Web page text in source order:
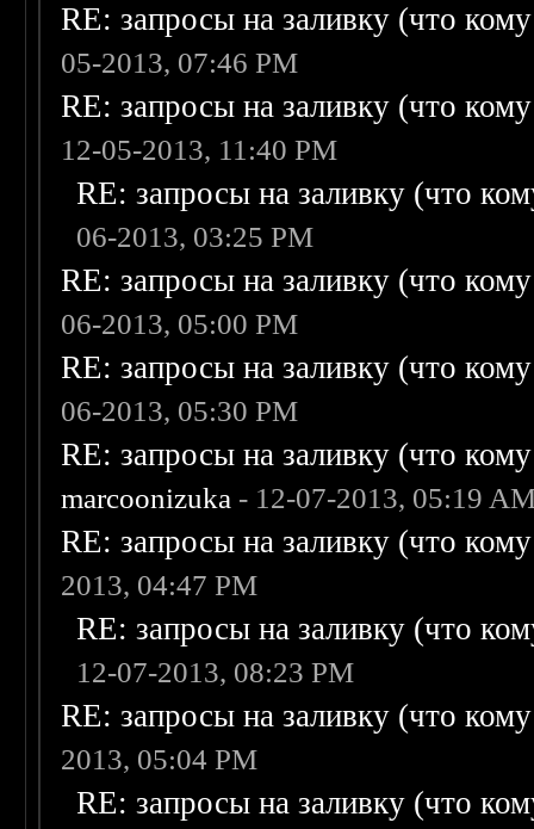
RE: запросы на заливку (что
05-2013, 07:46 PM
RE: запросы на заливку (что
12-05-2013, 11:40 PM
RE: запросы на заливку (что
06-2013, 03:25 PM
RE: запросы на заливку (что
06-2013, 05:00 PM
RE: запросы на заливку (что
06-2013, 05:30 PM
RE: запросы на заливку (что
marcoonizuka - 12-07-2013, 05:19
RE: запросы на заливку (что
2013, 04:47 PM
RE: запросы на заливку (что
12-07-2013, 08:23 PM
RE: запросы на заливку (что
2013, 05:04 PM
RE: запросы на заливку (что